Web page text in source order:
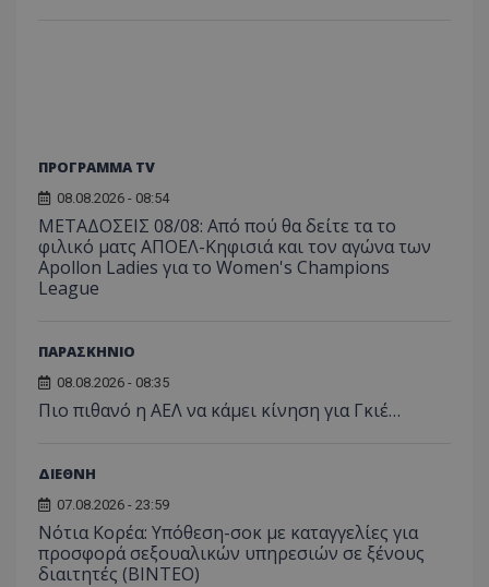
ΠΡΟΓΡΑΜΜΑ TV
08.08.2026 - 08:54
ΜΕΤΑΔΟΣΕΙΣ 08/08: Από πού θα δείτε τα το
φιλικό ματς ΑΠΟΕΛ-Κηφισιά και τον αγώνα των
Apollon Ladies για το Women's Champions
League
ΠΑΡΑΣΚΗΝΙΟ
08.08.2026 - 08:35
Πιο πιθανό η ΑΕΛ να κάμει κίνηση για Γκιέ…
ΔΙΕΘΝΗ
07.08.2026 - 23:59
Νότια Κορέα: Υπόθεση-σοκ με καταγγελίες για
προσφορά σεξουαλικών υπηρεσιών σε ξένους
διαιτητές (BINTEO)